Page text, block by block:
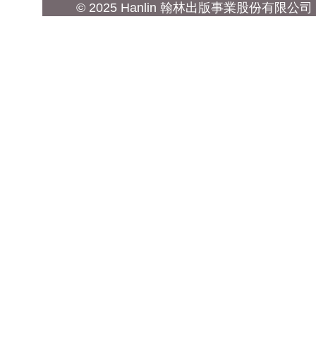
© 2025 Hanlin 翰林出版事業股份有限公司